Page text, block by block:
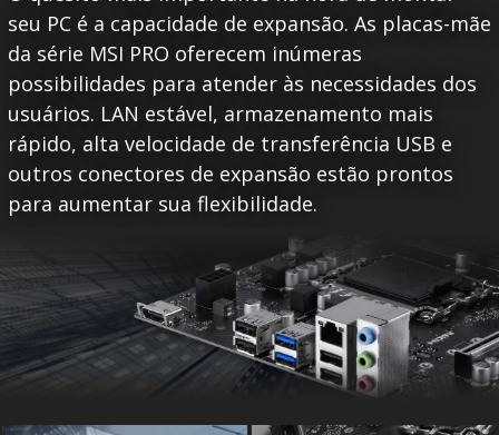
seu PC é a capacidade de expansão. As placas-mãe
da série MSI PRO oferecem inúmeras
possibilidades para atender às necessidades dos
usuários. LAN estável, armazenamento mais
rápido, alta velocidade de transferência USB e
outros conectores de expansão estão prontos
para aumentar sua flexibilidade.